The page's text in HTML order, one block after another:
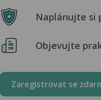
Naplánujte si
Objevujte
Zaregistrovat se